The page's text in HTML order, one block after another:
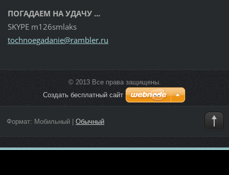
ПОГАДАЕМ НА УДАЧУ ...
SKYPE m126smlaks
tochnoegadanie@rambler.ru
© 2013 Все права защищены.
Создать бесплатный сайт
Формат: Мобильный| Обычный